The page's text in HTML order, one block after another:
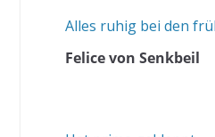
Alles ruhig bei den
Felice von Senkbeil